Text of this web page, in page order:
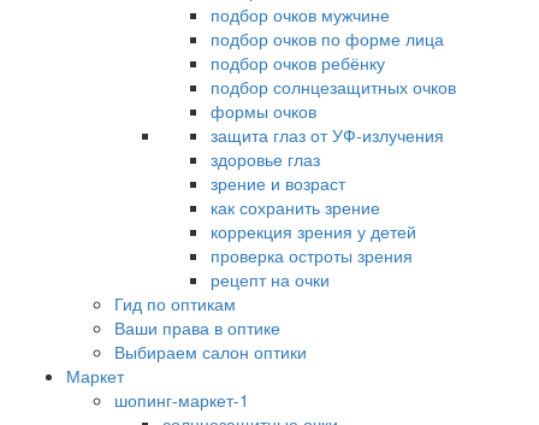
подбор очков мужчине
подбор очков по форме лица
подбор очков ребёнку
подбор солнцезащитных очков
формы очков
защита глаз от УФ-излучения
здоровье глаз
зрение и возраст
как сохранить зрение
коррекция зрения у детей
проверка остроты зрения
рецепт на очки
Гид по оптикам
Ваши права в оптике
Выбираем салон оптики
Маркет
шопинг-маркет-1